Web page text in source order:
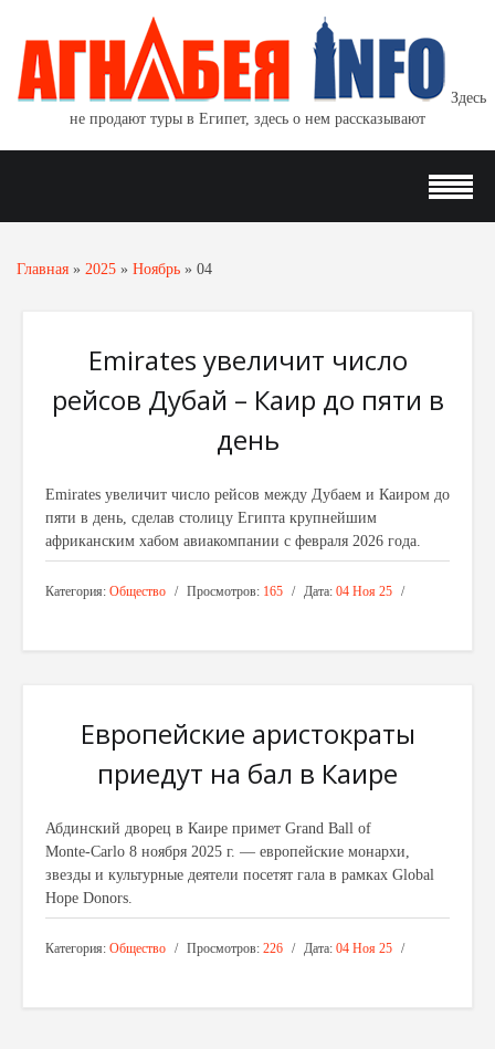
Здесь
не продают туры в Египет, здесь о нем рассказывают
Главная » 2025 » Ноябрь » 04
Emirates увеличит число
рейсов Дубай – Каир до пяти в
день
Emirates увеличит число рейсов между Дубаем и Каиром до
пяти в день, сделав столицу Египта крупнейшим
африканским хабом авиакомпании с февраля 2026 года.
Категория: Общество Просмотров: 165 Дата: 04 Ноя 25
Европейские аристократы
приедут на бал в Каире
Абдинский дворец в Каире примет Grand Ball of
Monte‑Carlo 8 ноября 2025 г. — европейские монархи,
звезды и культурные деятели посетят гала в рамках Global
Hope Donors.
Категория: Общество Просмотров: 226 Дата: 04 Ноя 25